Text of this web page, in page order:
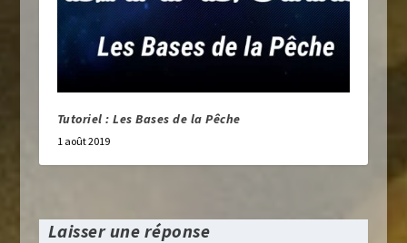
Tutoriel : Les Bases de la Pêche
1 août 2019
Laisser une réponse